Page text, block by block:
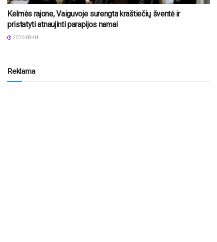
Kelmės rajone, Vaiguvoje surengta kraštiečių šventė ir
pristatyti atnaujinti parapijos namai
2026-08-04
Reklama